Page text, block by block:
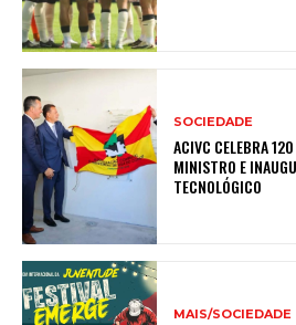
SOCIEDADE
ACIVC CELEBRA
MINISTRO E
TECNOLÓGICO
MAIS/SOCIEDADE